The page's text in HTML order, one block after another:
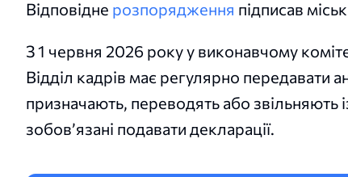
Відповідне розпорядження підписав
З 1 червня 2026 року у виконавчому
Відділ кадрів має регулярно передавати
призначають, переводять або звільняють
зобов’язані подавати декларації.